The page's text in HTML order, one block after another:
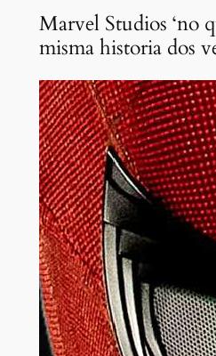
Marvel Studios ‘no
misma historia dos